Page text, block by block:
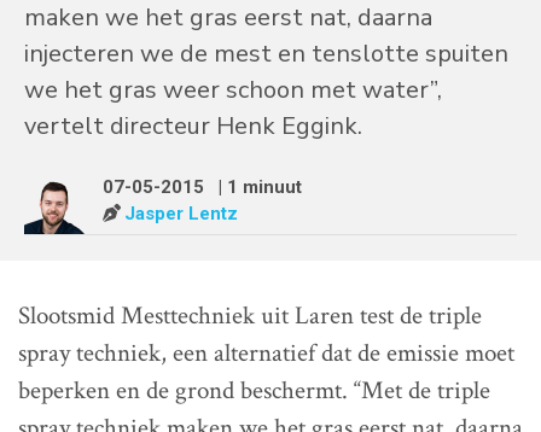
maken we het gras eerst nat, daarna
injecteren we de mest en tenslotte spuiten
we het gras weer schoon met water”,
vertelt directeur Henk Eggink.
07-05-2015
| 1 minuut
Jasper Lentz
Slootsmid Mesttechniek uit Laren test de triple
spray techniek, een alternatief dat de emissie moet
beperken en de grond beschermt. “Met de triple